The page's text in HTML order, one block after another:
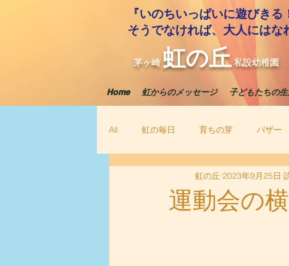
『いのちいっぱいに遊びきる
そうでなければ、大人にはな
茅ヶ崎 虹の丘 私設幼稚園
Home 虹からのメッセージ 子どもたちの
All 虹の毎日 育ちの芽 バザー
運動会の
虹の丘 2023年9月25日